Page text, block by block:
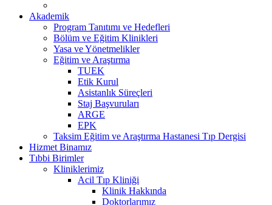
Akademik
Program Tanıtımı ve Hedefleri
Bölüm ve Eğitim Klinikleri
Yasa ve Yönetmelikler
Eğitim ve Araştırma
TUEK
Etik Kurul
Asistanlık Süreçleri
Staj Başvuruları
ARGE
EPK
Taksim Eğitim ve Araştırma Hastanesi Tıp Dergisi
Hizmet Binamız
Tıbbi Birimler
Kliniklerimiz
Acil Tıp Kliniği
Klinik Hakkında
Doktorlarımız